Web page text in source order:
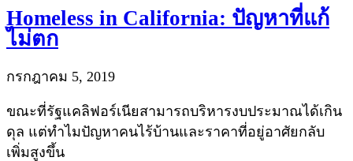
Homeless in California: ปัญหาที่แก้
ไม่ตก
กรกฎาคม 5, 2019
ขณะที่รัฐแคลิฟอร์เนียสามารถบริหารงบประมาณได้เกิน
ดุล แต่ทำไมปัญหาคนไร้บ้านและราคาที่อยู่อาศัยกลับ
เพิ่มสูงขึ้น